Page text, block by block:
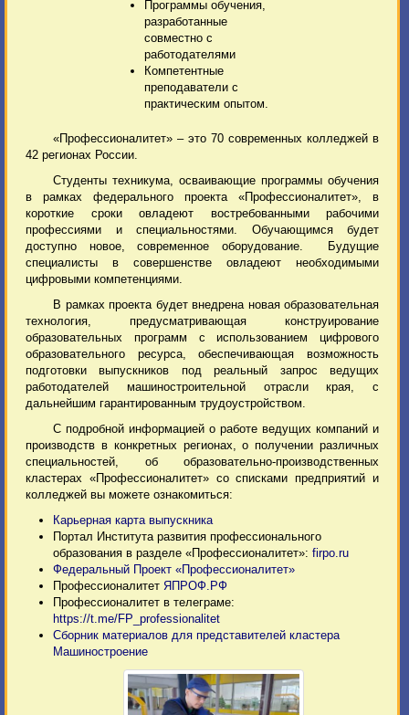
Программы обучения,
разработанные
совместно с
работодателями
Компетентные
преподаватели с
практическим опытом.
«Профессионалитет» – это 70 современных колледжей в
42 регионах России.
Студенты техникума, осваивающие программы обучения
в рамках федерального проекта «Профессионалитет», в
короткие сроки овладеют востребованными рабочими
профессиями и специальностями. Обучающимся будет
доступно новое, современное оборудование. Будущие
специалисты в совершенстве овладеют необходимыми
цифровыми компетенциями.
В рамках проекта будет внедрена новая образовательная
технология, предусматривающая конструирование
образовательных программ с использованием цифрового
образовательного ресурса, обеспечивающая возможность
подготовки выпускников под реальный запрос ведущих
работодателей машиностроительной отрасли края, с
дальнейшим гарантированным трудоустройством.
С подробной информацией о работе ведущих компаний и
производств в конкретных регионах, о получении различных
специальностей, об образовательно-производственных
кластерах «Профессионалитет» со списками предприятий и
колледжей вы можете ознакомиться:
Карьерная карта выпускника
Портал Института развития профессионального
образования в разделе «Профессионалитет»: firpo.ru
Федеральный Проект «Профессионалитет»
Профессионалитет ЯПРОФ.РФ
Профессионалитет в телеграме:
https://t.me/FP_professionalitet
Сборник материалов для представителей кластера
Машиностроение